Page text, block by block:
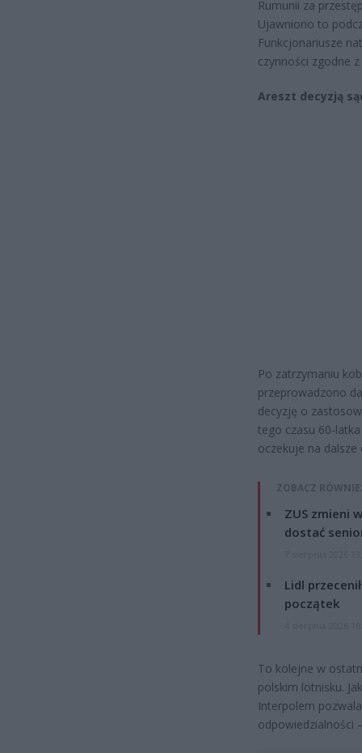
Rumunii za
Ujawniono to
Funkcjonariusze
czynności zgodne
Areszt decyzją
Po zatrzymaniu
przeprowadzono
decyzję o
tego czasu 60-
oczekuje na
ZOBACZ
ZUS zmieni
dostać
Lidl
początek
To kolejne w
polskim lotnisku.
Interpolem
odpowiedzialności